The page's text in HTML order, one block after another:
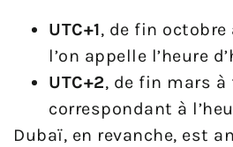
UTC+1, de fin octobre
l’on appelle l’heure
UTC+2, de fin mars à
correspondant à
Dubaï, en revanche, est